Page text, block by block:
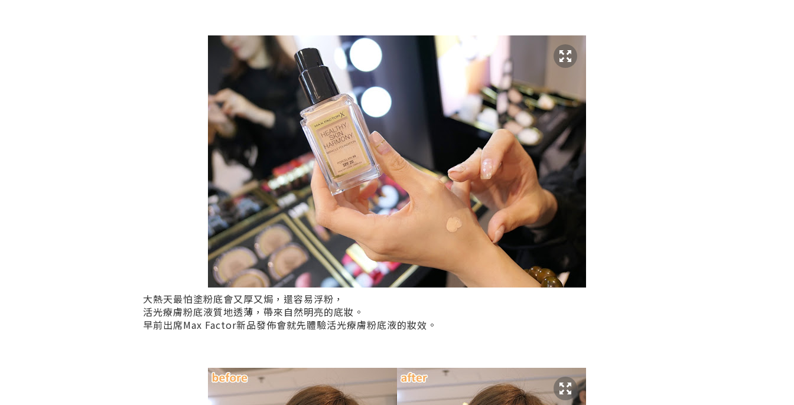
大熱天最怕塗粉底會又厚又焗，還容易浮粉，
活光療膚粉底液質地透薄，帶來自然明亮的底妝。
早前出席Max Factor新品發佈會就先體驗活光療膚粉底液的妝效。